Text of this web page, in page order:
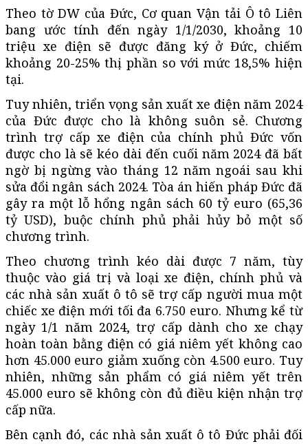
Theo tờ DW của Đức, Cơ quan Vận tải Ô tô Liên
bang ước tính đến ngày 1/1/2030, khoảng 10
triệu xe điện sẽ được đăng ký ở Đức, chiếm
khoảng 20-25% thị phần so với mức 18,5% hiện
tại.
Tuy nhiên, triển vọng sản xuất xe điện năm 2024
của Đức được cho là không suôn sẻ. Chương
trình trợ cấp xe điện của chính phủ Đức vốn
được cho là sẽ kéo dài đến cuối năm 2024 đã bất
ngờ bị ngừng vào tháng 12 năm ngoái sau khi
sửa đổi ngân sách 2024. Tòa án hiến pháp Đức đã
gây ra một lỗ hổng ngân sách 60 tỷ euro (65,36
tỷ USD), buộc chính phủ phải hủy bỏ một số
chương trình.
Theo chương trình kéo dài được 7 năm, tùy
thuộc vào giá trị và loại xe điện, chính phủ và
các nhà sản xuất ô tô sẽ trợ cấp người mua một
chiếc xe điện mới tối đa 6.750 euro. Nhưng kể từ
ngày 1/1 năm 2024, trợ cấp dành cho xe chạy
hoàn toàn bằng điện có giá niêm yết không cao
hơn 45.000 euro giảm xuống còn 4.500 euro. Tuy
nhiên, những sản phẩm có giá niêm yết trên
45.000 euro sẽ không còn đủ điều kiện nhận trợ
cấp nữa.
Bên cạnh đó, các nhà sản xuất ô tô Đức phải đối